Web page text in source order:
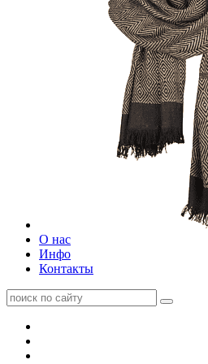
О нас
Инфо
Контакты